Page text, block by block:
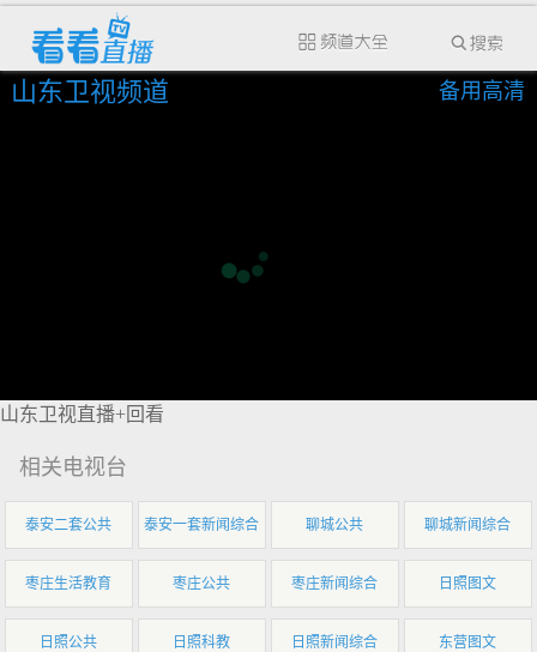
山东卫视频道 备用高清
山东卫视直播+回看
相关电视台
泰安二套公共 泰安一套新闻综合 聊城公共 聊城新闻综合
枣庄生活教育 枣庄公共 枣庄新闻综合 日照图文
日照公共 日照科教 日照新闻综合 东营图文